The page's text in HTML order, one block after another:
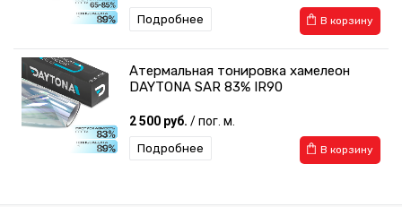
В корзину
Подробнее
Атермальная тонировка хамелеон
DAYTONA SAR 83% IR90
2 500 руб. / пог. м.
В корзину
Подробнее